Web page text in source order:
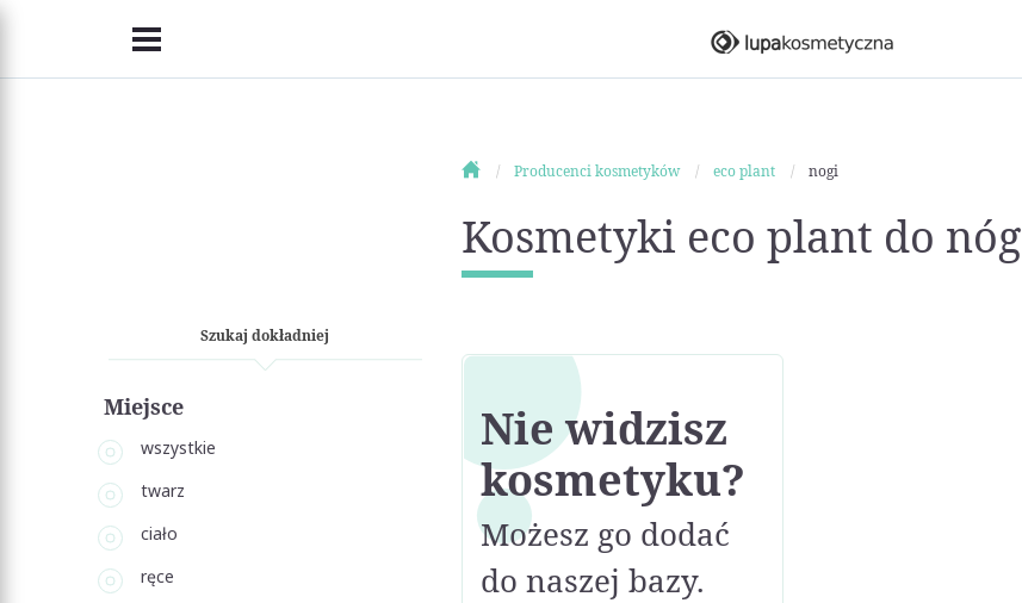
Producenci kosmetyków eco plant nogi
Kosmetyki eco plant do nóg
Szukaj dokładniej
Miejsce
wszystkie
twarz
ciało
ręce
Nie widzisz
kosmetyku?
Możesz go dodać
do naszej bazy.